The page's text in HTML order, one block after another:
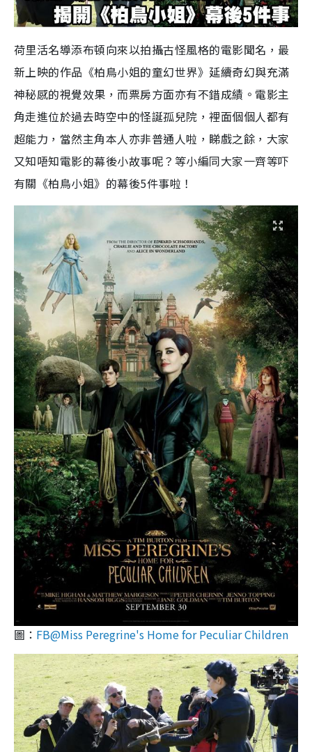
荷里活名導添布頓向來以拍攝古怪風格的電影聞名，最
新上映的作品《柏鳥小姐的童幻世界》延續奇幻與充滿
神秘感的視覺效果，而票房方面亦有不錯成績。電影主
角走進位於過去時空中的怪誕孤兒院，裡面個個人都有
超能力，當然主角本人亦非普通人啦，睇戲之餘，大家
又知唔知電影的幕後小故事呢？等小編同大家一齊等吓
有關《柏鳥小姐》的幕後5件事啦！
圖： FB@Miss Peregrine's Home for Peculiar Children